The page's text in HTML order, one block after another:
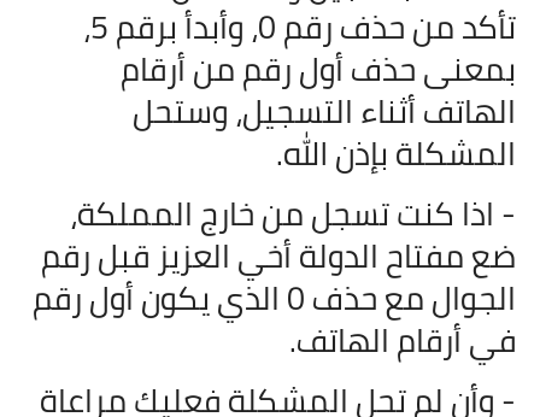
تأكد من حذف رقم0، وأبدأ برقم5،
بمعنى حذف أول رقم من أرقام
الهاتف أثناء التسجيل، وستحل
المشكلة بإذن الله.
- اذا كنت تسجل من خارج المملكة،
ضع مفتاح الدولة أخي العزيز قبل رقم
الجوال مع حذف0الذي يكون أول رقم
في أرقام الهاتف.
- وأن لم تحل المشكلة فعليك مراعاة